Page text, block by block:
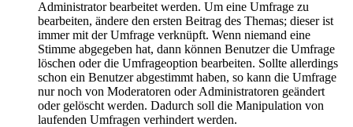
Administrator bearbeitet werden. Um eine Umfrage zu
bearbeiten, ändere den ersten Beitrag des Themas; dieser ist
immer mit der Umfrage verknüpft. Wenn niemand eine
Stimme abgegeben hat, dann können Benutzer die Umfrage
löschen oder die Umfrageoption bearbeiten. Sollte allerdings
schon ein Benutzer abgestimmt haben, so kann die Umfrage
nur noch von Moderatoren oder Administratoren geändert
oder gelöscht werden. Dadurch soll die Manipulation von
laufenden Umfragen verhindert werden.